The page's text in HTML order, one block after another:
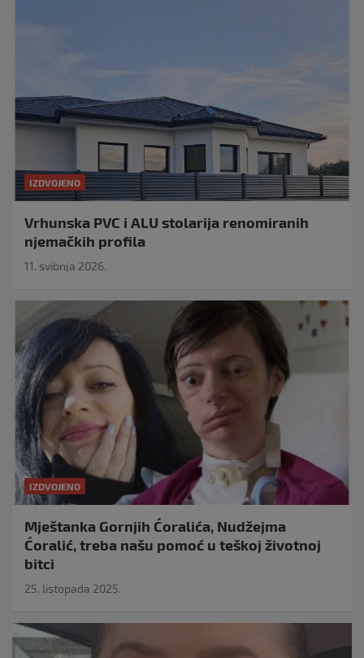
IZDVOJENO
Vrhunska PVC i ALU stolarija renomiranih
njemačkih profila
11. svibnja 2026.
IZDVOJENO
Mještanka Gornjih Ćoralića, Nudžejma
Ćoralić, treba našu pomoć u teškoj životnoj
bitci
25. listopada 2025.